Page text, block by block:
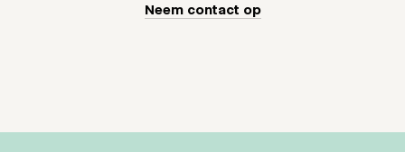
Neem contact op